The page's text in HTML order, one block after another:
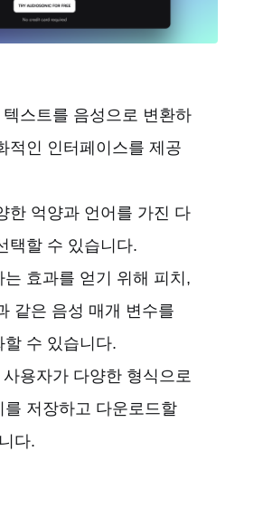
스트를 음성으로 변환하
적인 인터페이스를 제공
한 억양과 언어를 가진 다
택할 수 있습니다.
는 효과를 얻기 위해 피치,
같은 음성 매개 변수를
할 수 있습니다.
용자가 다양한 형식으로
를 저장하고 다운로드할
다.